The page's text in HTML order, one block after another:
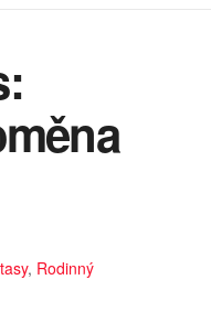
, Rodinný